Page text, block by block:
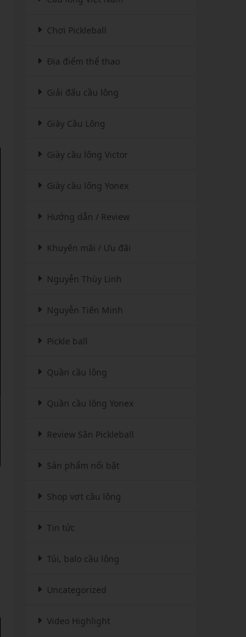
Chơi Pickleball
Địa điểm thể thao
Giải đấu cầu lông
Giày Cầu Lông
Giày cầu lông Victor
Giày cầu lông Yonex
Hướng dẫn / Review
Khuyến mãi / Ưu đãi
Nguyễn Thùy Linh
Nguyễn Tiến Minh
Pickle ball
Quần cầu lông
Quần cầu lông Yonex
Review Sân Pickleball
Sản phẩm nổi bật
Shop vợt cầu lông
Tin tức
Túi, balo cầu lông
Uncategorized
Video Highlight